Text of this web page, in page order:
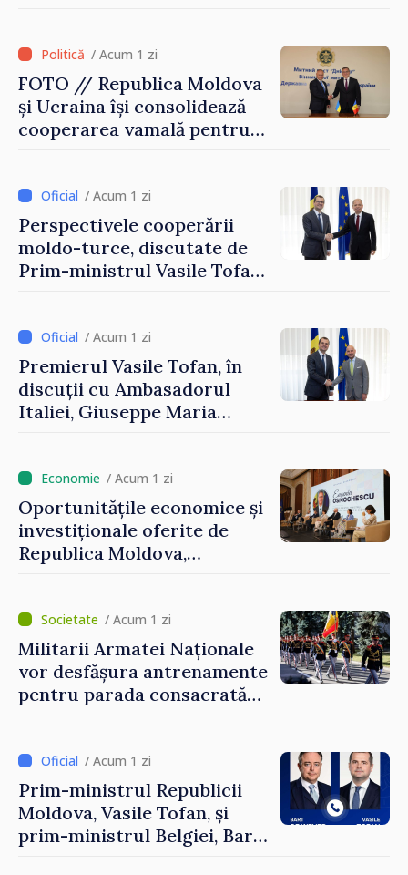
/ Acum 1 zi
FOTO // Republica Moldova
și Ucraina își consolidează
cooperarea vamală pentru
Reuniune la Moghiliov-
Podolsk
/ Acum 1 zi
Perspectivele cooperării
moldo-turce, discutate de
Prim-ministrul Vasile Tofan
/ Acum 1 zi
Premierul Vasile Tofan, în
discuții cu Ambasadorul
Italiei, Giuseppe Maria
/ Acum 1 zi
Oportunitățile economice și
investiționale oferite de
Republica Moldova,
Forumul Diasporei
/ Acum 1 zi
Militarii Armatei Naționale
vor desfășura antrenamente
pentru parada consacrată
/ Acum 1 zi
Prim-ministrul Republicii
Moldova, Vasile Tofan, și
prim-ministrul Belgiei, Bart